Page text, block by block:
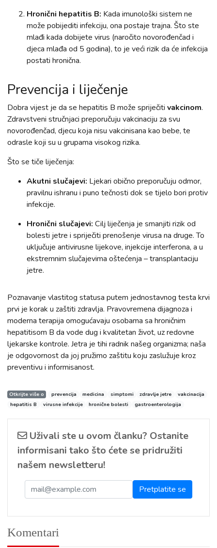
Hronični hepatitis B: Kada imunološki sistem ne
može pobijediti infekciju, ona postaje trajna. Što ste
mlađi kada dobijete virus (naročito novorođenčad i
djeca mlađa od 5 godina), to je veći rizik da će infekcija
postati hronična.
Prevencija i liječenje
Dobra vijest je da se hepatitis B može spriječiti vakcinom.
Zdravstveni stručnjaci preporučuju vakcinaciju za svu
novorođenčad, djecu koja nisu vakcinisana kao bebe, te
odrasle koji su u grupama visokog rizika.
Što se tiče liječenja:
Akutni slučajevi: Ljekari obično preporučuju odmor,
pravilnu ishranu i puno tečnosti dok se tijelo bori protiv
infekcije.
Hronični slučajevi: Cilj liječenja je smanjiti rizik od
bolesti jetre i spriječiti prenošenje virusa na druge. To
uključuje antivirusne lijekove, injekcije interferona, a u
ekstremnim slučajevima oštećenja – transplantaciju
jetre.
Poznavanje vlastitog statusa putem jednostavnog testa krvi
prvi je korak u zaštiti zdravlja. Pravovremena dijagnoza i
moderna terapija omogućavaju osobama sa hroničnim
hepatitisom B da vode dug i kvalitetan život, uz redovne
ljekarske kontrole. Jetra je tihi radnik našeg organizma; naša
je odgovornost da joj pružimo zaštitu koju zaslužuje kroz
preventivu i informisanost.
Otkrijte više o prevencija medicina simptomi zdravlje jetre
vakcinacija
hepatitis B
virusne infekcije hronične bolesti gastroenterologija
Uživali ste u ovom članku? Ostanite
informisani tako što ćete se pridružiti
našem newsletteru!
Komentari